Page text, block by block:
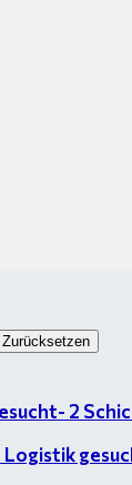
Zurücksetzen
2